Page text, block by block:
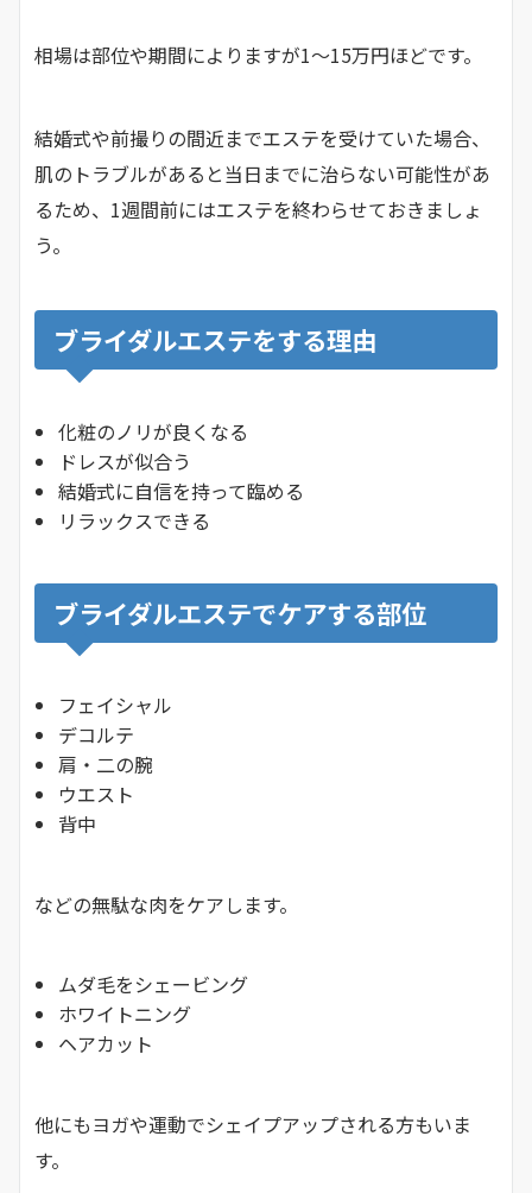
相場は部位や期間によりますが1〜15万円ほどです。
結婚式や前撮りの間近までエステを受けていた場合、
肌のトラブルがあると当日までに治らない可能性があ
るため、1週間前にはエステを終わらせておきましょ
う。
ブライダルエステをする理由
化粧のノリが良くなる
ドレスが似合う
結婚式に自信を持って臨める
リラックスできる
ブライダルエステでケアする部位
フェイシャル
デコルテ
肩・二の腕
ウエスト
背中
などの無駄な肉をケアします。
ムダ毛をシェービング
ホワイトニング
ヘアカット
他にもヨガや運動でシェイプアップされる方もいま
す。